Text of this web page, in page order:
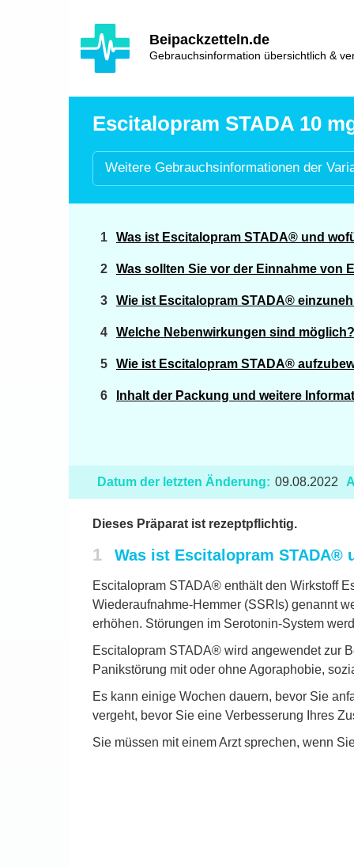
Beipackzetteln.de
Gebrauchsinformation übersichtlich &
Hlavní
navigace
Escitalopram STADA 10
Weitere Gebrauchsinformationen der
Was ist Escitalopram STADA® und
Was sollten Sie vor der Einnahme von
Wie ist Escitalopram STADA®
Welche Nebenwirkungen sind möglich?
Wie ist Escitalopram STADA®
Inhalt der Packung und weitere
Datum der letzten Änderung: 09.08.2022
Dieses Präparat ist rezeptpflichtig.
1 Was ist Escitalopram STADA®
Escitalopram STADA® enthält den Wirkstoff
Wiederaufnahme-Hemmer (SSRIs) genannt
erhöhen. Störungen im Serotonin-System
Escitalopram STADA® wird angewendet zur
Panikstörung mit oder ohne Agoraphobie,
Es kann einige Wochen dauern, bevor Sie
vergeht, bevor Sie eine Verbesserung Ihres
Sie müssen mit einem Arzt sprechen, wenn